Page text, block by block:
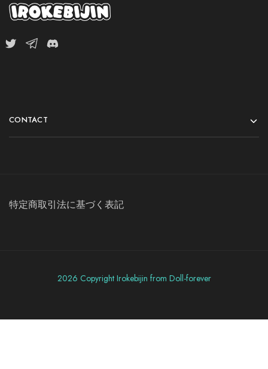
CONTACT
特定商取引法に基づく表記
2026 Copyright Irokebijin from Doll-forever